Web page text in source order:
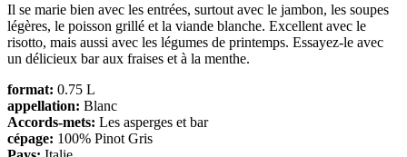
Il se marie bien avec les entrées, surtout avec le jambon, les soupes
légères, le poisson grillé et la viande blanche. Excellent avec le
risotto, mais aussi avec les légumes de printemps. Essayez-le avec
un délicieux bar aux fraises et à la menthe.
format: 0.75 L
appellation: Blanc
Accords-mets: Les asperges et bar
cépage: 100% Pinot Gris